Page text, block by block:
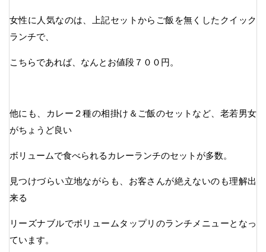
女性に人気なのは、上記セットからご飯を無くしたクイック
ランチで、
こちらであれば、なんとお値段７００円。
他にも、カレー２種の相掛け＆ご飯のセットなど、老若男女
がちょうど良い
ボリュームで食べられるカレーランチのセットが多数。
見つけづらい立地ながらも、お客さんが絶えないのも理解出
来る
リーズナブルでボリュームタップリのランチメニューとなっ
ています。